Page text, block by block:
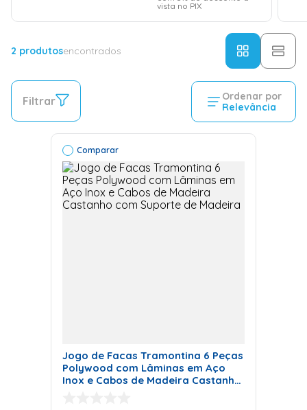
vista no PIX
2 produtosencontrados
Filtrar
Ordenar por
Relevância
Comparar
Jogo de Facas Tramontina 6 Peças
Polywood com Lâminas em Aço
Inox e Cabos de Madeira Castanho